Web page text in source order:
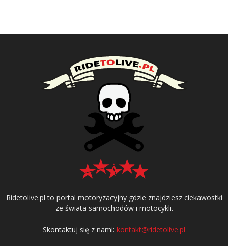
Ridetolive.pl to portal motoryzacyjny gdzie znajdziesz ciekawostki
ze świata samochodów i motocykli.
Skontaktuj się z nami: kontakt@ridetolive.pl